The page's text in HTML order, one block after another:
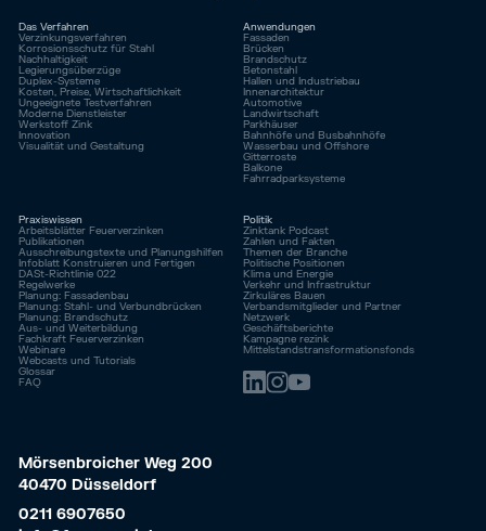
Das Verfahren
Verzinkungsverfahren
Korrosionsschutz für Stahl
Nachhaltigkeit
Legierungsüberzüge
Duplex-Systeme
Kosten, Preise, Wirtschaftlichkeit
Ungeeignete Testverfahren
Moderne Dienstleister
Werkstoff Zink
Innovation
Visualität und Gestaltung
Anwendungen
Fassaden
Brücken
Brandschutz
Betonstahl
Hallen und Industriebau
Innenarchitektur
Automotive
Landwirtschaft
Parkhäuser
Bahnhöfe und Busbahnhöfe
Wasserbau und Offshore
Gitterroste
Balkone
Fahrrad­parksysteme
Praxiswissen
Arbeitsblätter Feuerverzinken
Publikationen
Ausschreibungstexte und Planungshilfen
Infoblatt Konstruieren und Fertigen
DASt-Richtlinie 022
Regelwerke
Planung: Fassadenbau
Planung: Stahl- und Verbundbrücken
Planung: Brandschutz
Aus- und Weiterbildung
Fachkraft Feuerverzinken
Webinare
Webcasts und Tutorials
Glossar
FAQ
Politik
Zinktank Podcast
Zahlen und Fakten
Themen der Branche
Politische Positionen
Klima und Energie
Verkehr und Infrastruktur
Zirkuläres Bauen
Verbandsmitglieder und Partner
Netzwerk
Geschäftsberichte
Kampagne rezink
Mittelstandstransformationsfonds
Mörsenbroicher Weg 200
40470 Düsseldorf
0211 6907650